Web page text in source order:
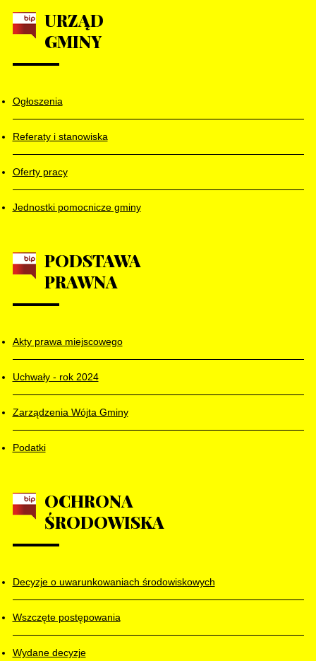
URZĄD
GMINY
Ogłoszenia
Referaty i stanowiska
Oferty pracy
Jednostki pomocnicze gminy
PODSTAWA
PRAWNA
Akty prawa miejscowego
Uchwały - rok 2024
Zarządzenia Wójta Gminy
Podatki
OCHRONA
ŚRODOWISKA
Decyzje o uwarunkowaniach środowiskowych
Wszczęte postępowania
Wydane decyzje